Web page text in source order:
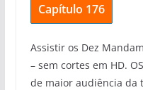
Capítulo 176
Assistir os Dez
– sem cortes em HD.
de maior audiência da